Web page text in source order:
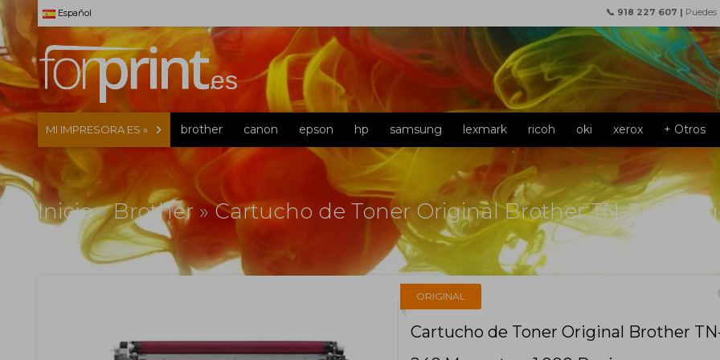
Español 📞 918 227 607 | Puedes
MI IMPRESORA ES » brother canon epson hp samsung lexmark ricoh oki xerox + Otros
Inicio»Brother »Cartucho de Toner Original Brother TN-248
ORIGINAL
Cartucho de Toner Original Brother